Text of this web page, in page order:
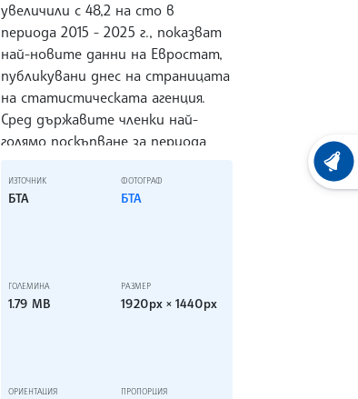
увеличили с 48,2 на сто в
периода 2015 - 2025 г., показват
най-новите данни на Евростат,
публикувани днес на страницата
на статистическата агенция.
Сред държавите членки най-
голямо поскъпване за периода
България - 166,1 на сто, следвана
от Унгария с 155,4 на сто и
– 17 на сто, Гърция – 17,3 на сто и
Финландия – с 22,1 на сто.
ИЗТОЧНИК
БТА
ФОТОГРАФ
БТА
ГОЛЕМИНА
1.79 MB
РАЗМЕР
1920px × 1440px
ОРИЕНТАЦИЯ ПРОПОРЦИЯ